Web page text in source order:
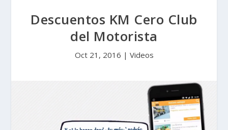
Descuentos KM Cero Club
del Motorista
Oct 21, 2016 | Videos